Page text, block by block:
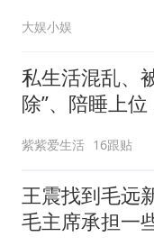
大娱小娱
私生活混乱、
除”、陪睡上位
紫紫爱生活 16跟贴
王震找到毛远
毛主席承担一